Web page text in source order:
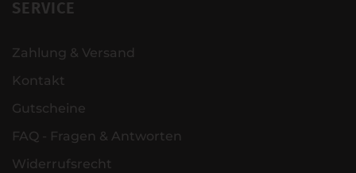
SERVICE
Zahlung & Versand
Kontakt
Gutscheine
FAQ - Fragen & Antworten
Widerrufsrecht